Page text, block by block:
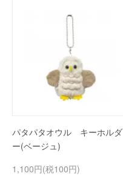
パタパタオウル キーホルダ
ー(ベージュ)
1,100円(税100円)